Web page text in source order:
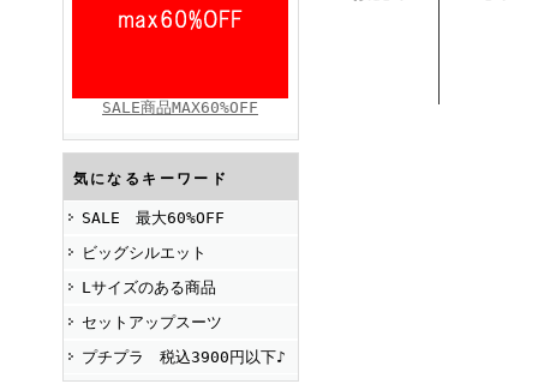
SALE商品MAX60%OFF
気になるキーワード
SALE 最大60%OFF
ビッグシルエット
Lサイズのある商品
セットアップスーツ
プチプラ 税込3900円以下♪